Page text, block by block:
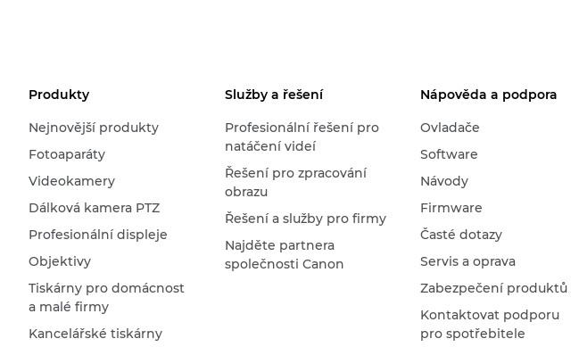
Produkty
Nejnovější produkty
Fotoaparáty
Videokamery
Dálková kamera PTZ
Profesionální displeje
Objektivy
Tiskárny pro domácnost
a malé firmy
Kancelářské tiskárny
Služby a řešení
Profesionální řešení pro
natáčení videí
Řešení pro zpracování
obrazu
Řešení a služby pro firmy
Najděte partnera
společnosti Canon
Nápověda a podpora
Ovladače
Software
Návody
Firmware
Časté dotazy
Servis a oprava
Zabezpečení produktů
Kontaktovat podporu
pro spotřebitele